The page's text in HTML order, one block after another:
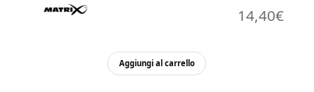
14,40€
Aggiungi al carrello